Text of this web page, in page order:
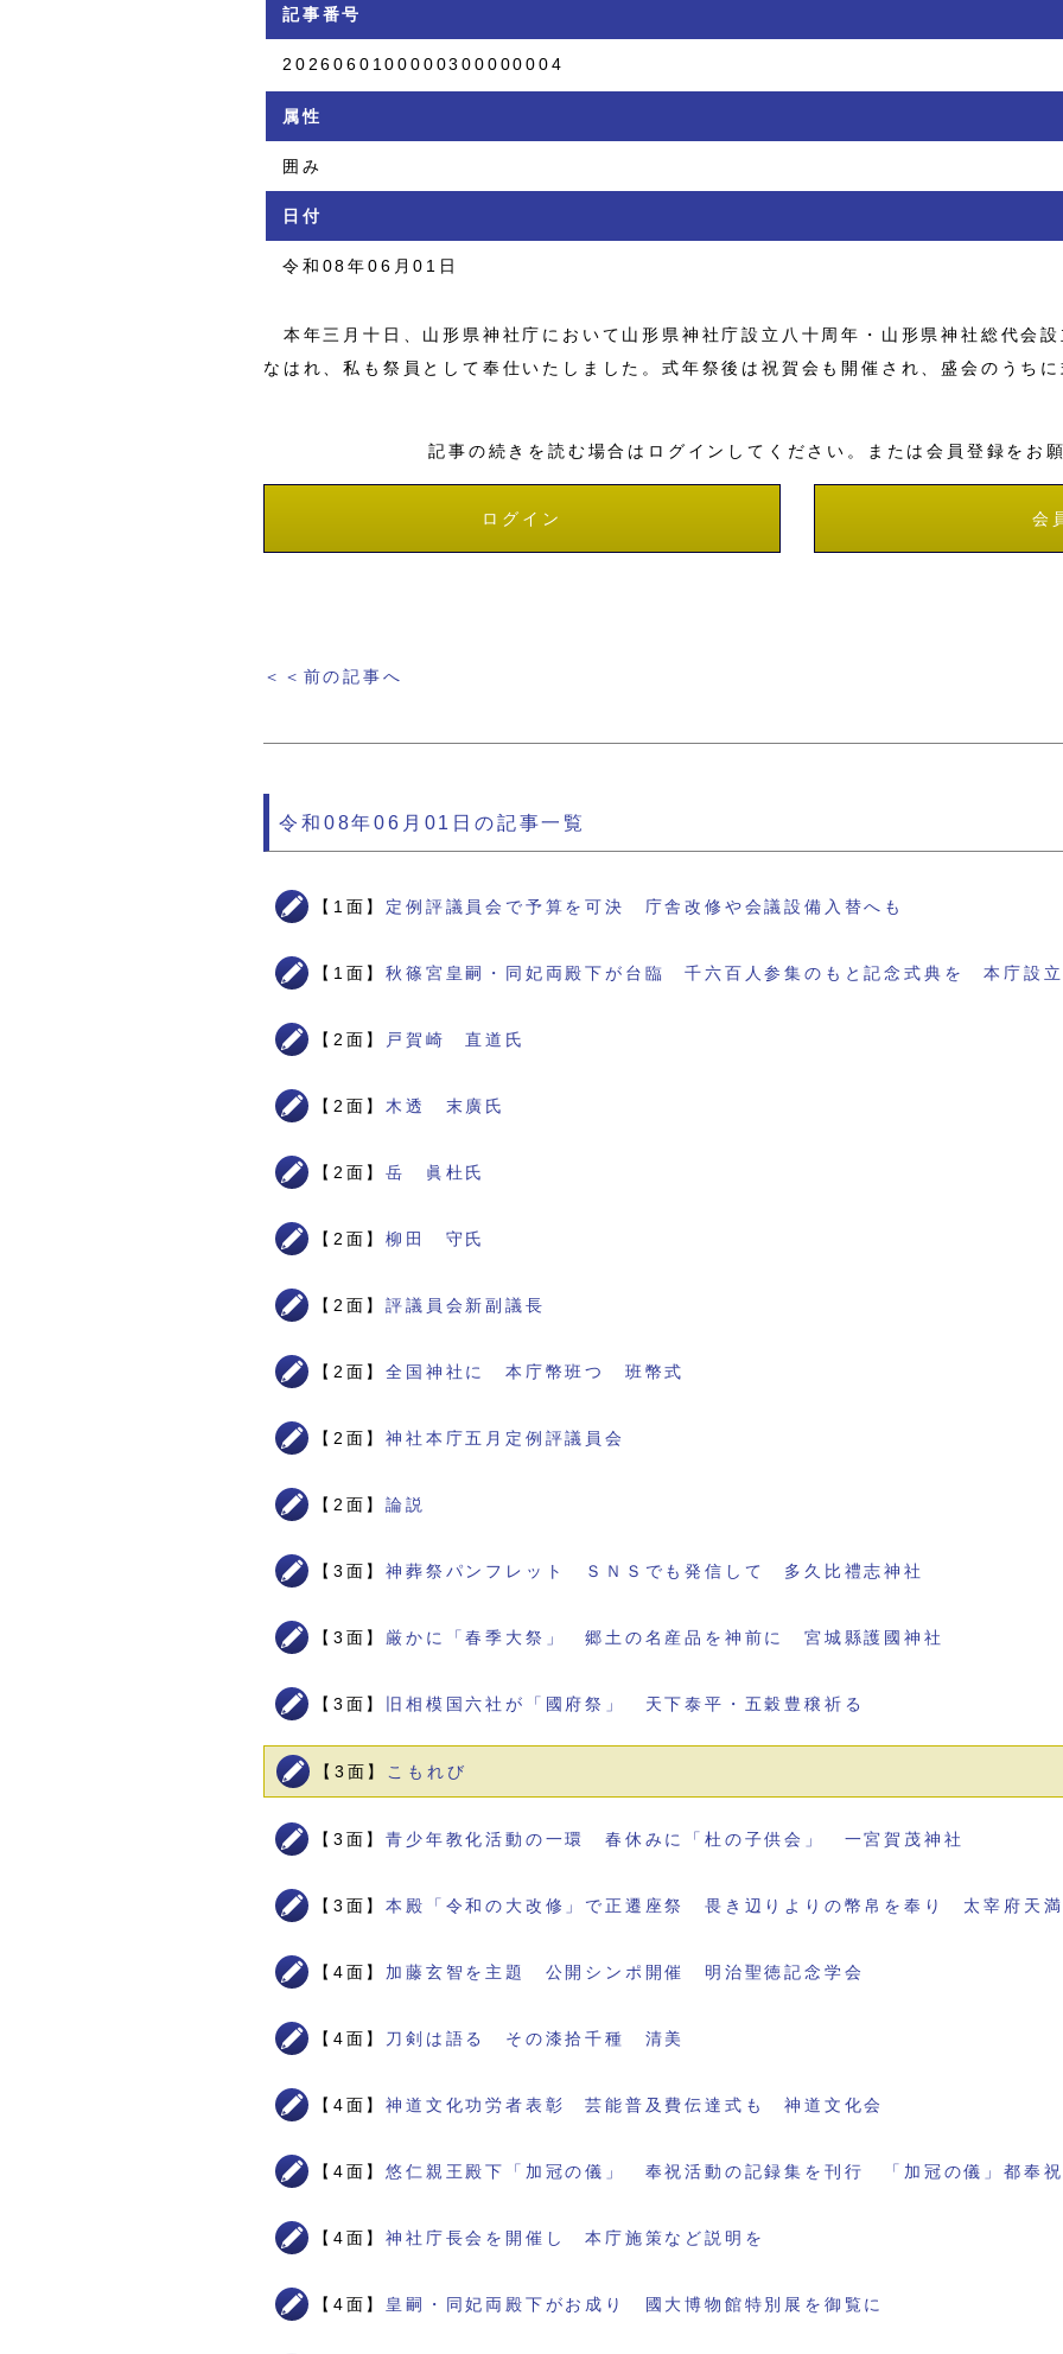
記事番号
2026060100000300000004
属性
囲み
日付
令和08年06月01日
本年三月十日、山形県神社庁において山形県神社庁設立八十周年・山形県神社総代会
なはれ、私も祭員として奉仕いたしました。式年祭後は祝賀会も開催され、盛会のうち
記事の続きを読む場合はログインしてください。または会員登録をお
ログイン 会
＜＜前の記事へ
令和08年06月01日の記事一覧
【1面】 定例評議員会で予算を可決 庁舎改修や会議設備入替へも
【1面】秋篠宮皇嗣・同妃両殿下が台臨 千六百人参集のもと記念式典を 本庁設
【2面】 戸賀崎 直道氏
【2面】 木透 末廣氏
【2面】岳 眞杜氏
【2面】柳田 守氏
【2面】評議員会新副議長
【2面】全国神社に 本庁幣班つ 班幣式
【2面】神社本庁五月定例評議員会
【2面】論説
【3面】神葬祭パンフレット ＳＮＳでも発信して 多久比禮志神社
【3面】 厳かに「春季大祭」 郷土の名産品を神前に 宮城縣護國神社
【3面】 旧相模国六社が「國府祭」 天下泰平・五穀豊穣祈る
【3面】 こもれび
【3面】青少年教化活動の一環 春休みに「杜の子供会」 一宮賀茂神社
【3面】本殿「令和の大改修」で正遷座祭 畏き辺りよりの幣帛を奉り 太宰府天
【4面】 加藤玄智を主題 公開シンポ開催 明治聖徳記念学会
【4面】 刀剣は語る その漆拾千種 清美
【4面】神道文化功労者表彰 芸能普及費伝達式も 神道文化会
【4面】悠仁親王殿下「加冠の儀」 奉祝活動の記録集を刊行 「加冠の儀」都奉
【4面】神社庁長会を開催し 本庁施策など説明を
【4面】 皇嗣・同妃両殿下がお成り 國大博物館特別展を御覧に